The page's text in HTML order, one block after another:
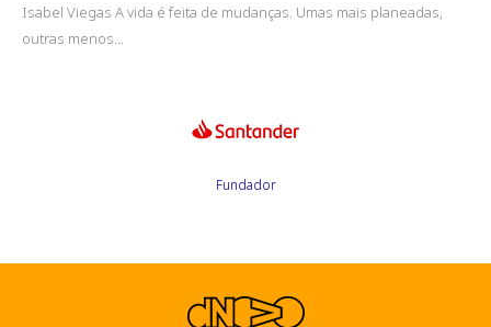
Isabel Viegas A vida é feita de mudanças. Umas mais planeadas,
outras menos...
Fundador